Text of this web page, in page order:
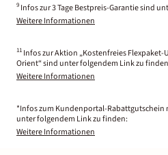
9 Infos zur 3 Tage Bestpreis-Garantie sind
Weitere Informationen
11 Infos zur Aktion „Kostenfreies Flexpaket-
Orient“ sind unter folgendem Link zu
Weitere Informationen
*Infos zum Kundenportal-Rabattgutschein
unter folgendem Link zu finden:
Weitere Informationen